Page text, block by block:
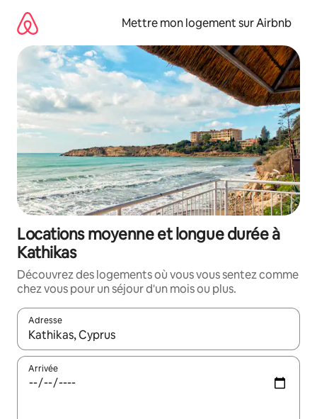
directement
contenu
Mettre mon logement sur Airbnb
Locations moyenne et longue durée à
Kathikas
Découvrez des logements où vous vous sentez comme
chez vous pour un séjour d'un mois ou plus.
Adresse
Lorsque les résultats s'affichent, utilisez les flèches vers le
Arrivée